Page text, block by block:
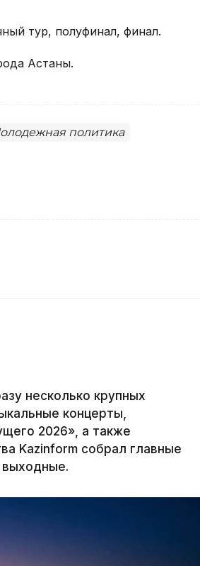
тур, полуфинал, финал.
Астаны.
политика
несколько крупных
концерты,
2026», а также
Kazinform собрал главные
выходные.